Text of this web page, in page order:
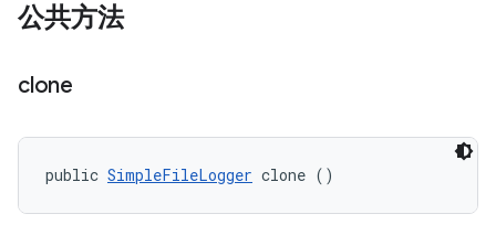
公共方法
clone
public SimpleFileLogger clone ()